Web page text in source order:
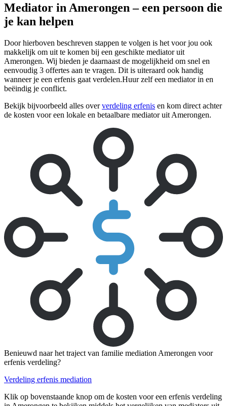
Mediator in Amerongen – een persoon die
je kan helpen
Door hierboven beschreven stappen te volgen is het voor jou ook
makkelijk om uit te komen bij een geschikte mediator uit
Amerongen. Wij bieden je daarnaast de mogelijkheid om snel en
eenvoudig 3 offertes aan te vragen. Dit is uiteraard ook handig
wanneer je een erfenis gaat verdelen.Huur zelf een mediator in en
beëindig je conflict.
Bekijk bijvoorbeeld alles oververdeling erfenis en kom direct achter
de kosten voor een lokale en betaalbare mediator uit Amerongen.
Benieuwd naar het traject van familie mediation Amerongen voor
erfenis verdeling?
Verdeling erfenis mediation
Klik op bovenstaande knop om de kosten voor een erfenis verdeling